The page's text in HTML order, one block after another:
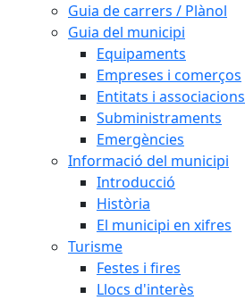
Guia de carrers / Plànol
Guia del municipi
Equipaments
Empreses i comerços
Entitats i associacions
Subministraments
Emergències
Informació del municipi
Introducció
Història
El municipi en xifres
Turisme
Festes i fires
Llocs d'interès